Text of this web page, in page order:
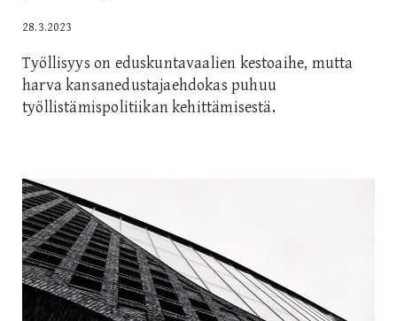
28.3.2023
Työllisyys on eduskuntavaalien kestoaihe, mutta
harva kansanedustajaehdokas puhuu
työllistämispolitiikan kehittämisestä.